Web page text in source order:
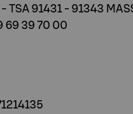
TSA 91431 - 91343
69 39 70 00